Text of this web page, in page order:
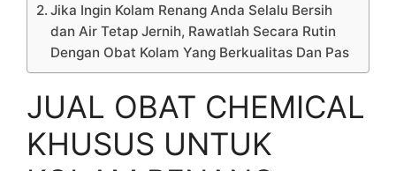
Jika Ingin Kolam Renang Anda Selalu Bersih
dan Air Tetap Jernih, Rawatlah Secara Rutin
Dengan Obat Kolam Yang Berkualitas Dan Pas
JUAL OBAT CHEMICAL
KHUSUS UNTUK